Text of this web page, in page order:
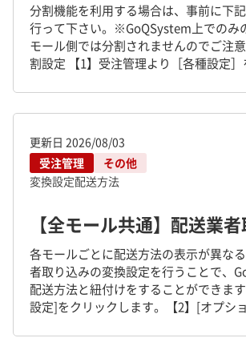
分割機能を利用する場合は、事前に下
行って下さい。※GoQSystem上でのみ
モール側では分割されませんのでご注
割設定 【1】受注管理より［各種設定
更新日 2026/08/03
受注管理
その他
変換設定配送方法
各モールごとに配送方法の表示が異な
者取り込みの変換設定を行うことで、
配送方法と紐付けをすることができま
設定]をクリックします。【2】[オプシ